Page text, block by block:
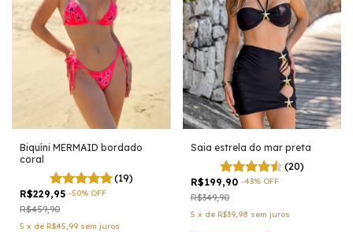
Biquíni MERMAID bordado
coral
(19)
R$229,95 -50% OFF
R$459,90
5 x de R$45,99 sem juros
Saia estrela do mar preta
(20)
R$199,90 -43% OFF
R$349,90
5 x de R$39,98 sem juros